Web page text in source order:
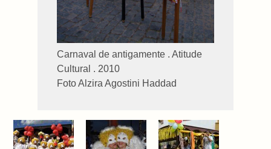
Carnaval de antigamente . Atitude
Cultural . 2010
Foto Alzira Agostini Haddad